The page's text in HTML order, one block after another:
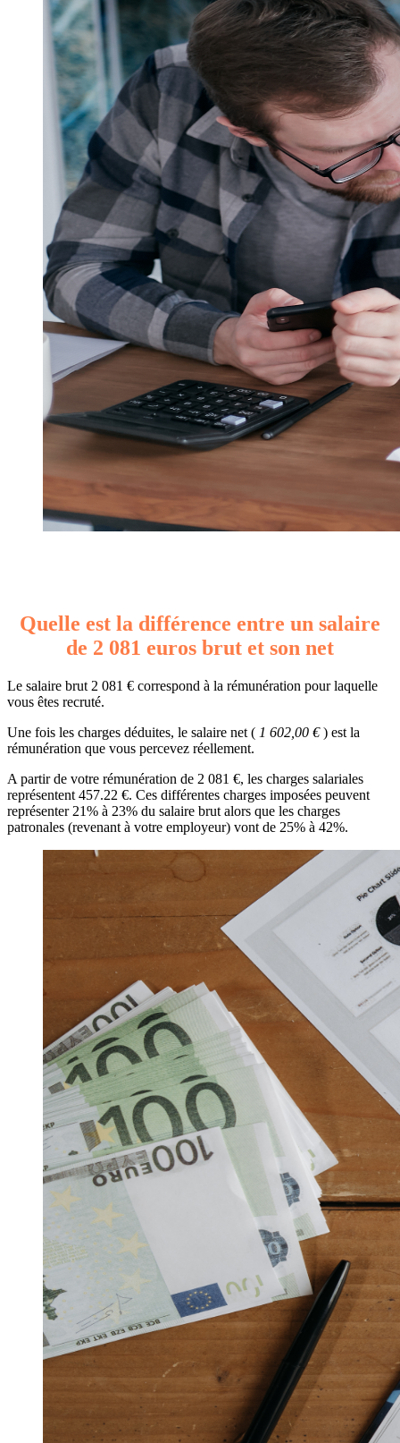
Quelle est la différence entre un salaire
de 2 081 euros brut et son net
Le salaire brut 2 081 € correspond à la rémunération pour laquelle
vous êtes recruté.
Une fois les charges déduites, le salaire net ( 1 602,00 €) est la
rémunération que vous percevez réellement.
A partir de votre rémunération de 2 081 €, les charges salariales
représentent 457.22 €. Ces différentes charges imposées peuvent
représenter 21% à 23% du salaire brut alors que les charges
patronales (revenant à votre employeur) vont de 25% à 42%.